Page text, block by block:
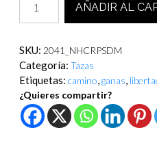
CAMINO
(No
camino
de
rosas,
pero
sí
de
AÑADIR AL
SKU: 2041_NHCRPSDM
Categoría: Tazas
Etiquetas: camino,ganas,
¿Quieres compartir?